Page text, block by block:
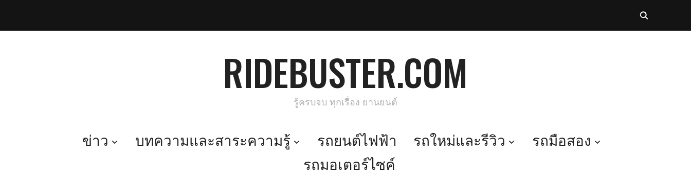
RIDEBUSTER.COM
รู้ครบจบ ทุกเรื่อง ยานยนต์
ข่าว บทความและสาระความรู้ รถยนต์ไฟฟ้า รถใหม่และรีวิว
รถมือสอง
รถมอเตอร์ไซค์